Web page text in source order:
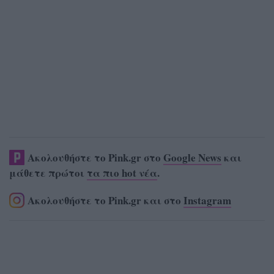
Ακολουθήστε το Pink.gr στο Google News και
μάθετε πρώτοι τα πιο hot νέα.
Ακολουθήστε το Pink.gr και στο Instagram